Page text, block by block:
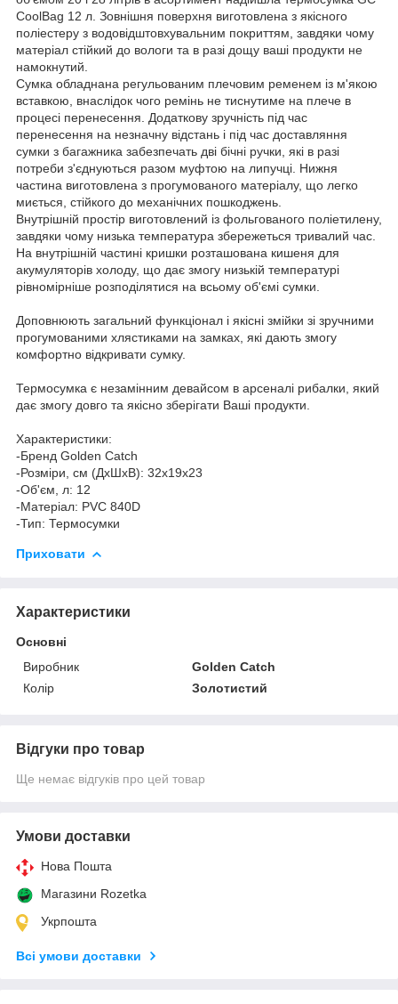
CoolBag 12 л. Зовнішня поверхня виготовлена з якісного
поліестеру з водовідштовхувальним покриттям, завдяки чому
матеріал стійкий до вологи та в разі дощу ваші продукти не
намокнутий.
Сумка обладнана регульованим плечовим ременем із м'якою
вставкою, внаслідок чого ремінь не тиснутиме на плече в
процесі перенесення. Додаткову зручність під час
перенесення на незначну відстань і під час доставляння
сумки з багажника забезпечать дві бічні ручки, які в разі
потреби з'єднуються разом муфтою на липучці. Нижня
частина виготовлена з прогумованого матеріалу, що легко
миється, стійкого до механічних пошкоджень.
Внутрішній простір виготовлений із фольгованого поліетилену,
завдяки чому низька температура збережеться тривалий час.
На внутрішній частині кришки розташована кишеня для
акумуляторів холоду, що дає змогу низькій температурі
рівномірніше розподілятися на всьому об'ємі сумки.
Доповнюють загальний функціонал і якісні змійки зі зручними
прогумованими хлястиками на замках, які дають змогу
комфортно відкривати сумку.
Термосумка є незамінним девайсом в арсеналі рибалки, який
дає змогу довго та якісно зберігати Ваші продукти.
Характеристики:
-Бренд Golden Catch
-Розміри, см (ДхШхВ): 32х19х23
-Об'єм, л: 12
-Матеріал: PVC 840D
-Тип: Термосумки
Приховати
Характеристики
Основні
Виробник
Golden Catch
Колір
Золотистий
Відгуки про товар
Ще немає відгуків про цей товар
Умови доставки
Нова Пошта
Магазини Rozetka
Укрпошта
Всі умови доставки